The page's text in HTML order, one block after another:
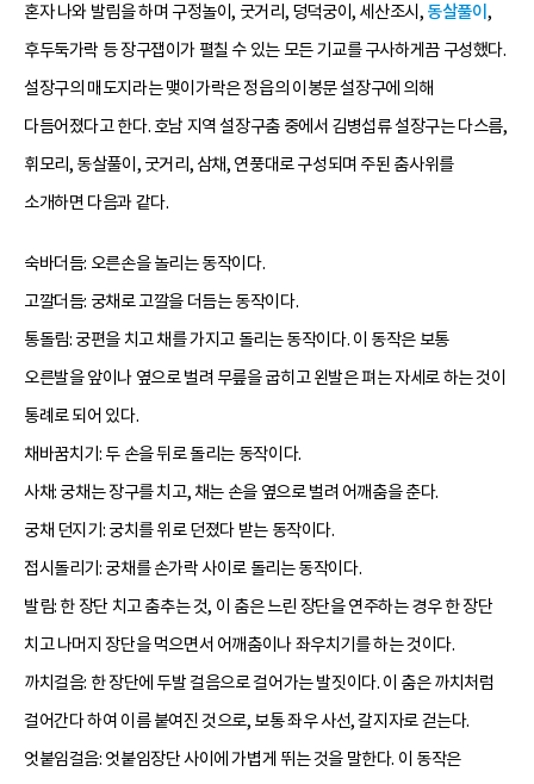
혼자 나와 발림을 하며 구정놀이, 굿거리, 덩덕궁이, 세산조시, 동살풀이 ,
후두둑가락 등 장구잽이가 펼칠 수 있는 모든 기교를 구사하게끔 구성했다.
설장구의 매도지라는 맺이가락은 정읍의 이봉문 설장구에 의해
다듬어졌다고 한다. 호남 지역 설장구춤 중에서 김병섭류 설장구는 다스름,
휘모리, 동살풀이, 굿거리, 삼채, 연풍대로 구성되며 주된 춤사위를
소개하면 다음과 같다.
숙바더듬: 오른손을 놀리는 동작이다.
고깔더듬: 궁채로 고깔을 더듬는 동작이다.
통돌림: 궁편을 치고 채를 가지고 돌리는 동작이다. 이 동작은 보통
오른발을 앞이나 옆으로 벌려 무릎을 굽히고 왼발은 펴는 자세로 하는 것이
통례로 되어 있다.
채바꿈치기: 두 손을 뒤로 돌리는 동작이다.
사채: 궁채는 장구를 치고, 채는 손을 옆으로 벌려 어깨춤을 춘다.
궁채 던지기: 궁치를 위로 던졌다 받는 동작이다.
접시돌리기: 궁채를 손가락 사이로 돌리는 동작이다.
발림: 한 장단 치고 춤추는 것, 이 춤은 느린 장단을 연주하는 경우 한 장단
치고 나머지 장단을 먹으면서 어깨춤이나 좌우치기를 하는 것이다.
까치걸음: 한 장단에 두발 걸음으로 걸어가는 발짓이다. 이 춤은 까치처럼
걸어간다 하여 이름 붙여진 것으로, 보통 좌우 사선, 갈지자로 걷는다.
엇붙임걸음: 엇붙임장단 사이에 가볍게 뛰는 것을 말한다. 이 동작은